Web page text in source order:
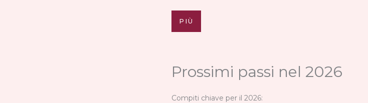
PIÙ
Prossimi passi nel 2026
Compiti chiave per il 2026: